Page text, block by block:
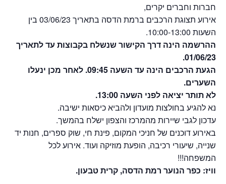
חברות וחברים יקרים,
אירוע תצוגת הרכבים ברמת הדסה בתאריך 03/06/23 בין
השעות 10:00-13:00.
ההרשמה הינה דרך הקישור שנשלח בקבוצות עד לתאריך
01/06/23.
הגעת הרכבים הינה עד השעה 09:45. לאחר מכן ינעלו
השערים.
לא תותר יציאה לפני השעה 13:00.
נא להגיע בחולצות מועדון ולהביא כיסאות ישיבה.
עדכון לגבי שיירות מהמרכז והצפון ישלח בהמשך.
באירוע דוכנים של חניכי המקום, פינת חי, שוק ספרים, חנות יד
שנייה, שיעורי רכיבה, הופעת מוזיקה ועוד. אירוע לכל
המשפחה!!!
וויז: כפר הנוער רמת הדסה, קרית טבעון.